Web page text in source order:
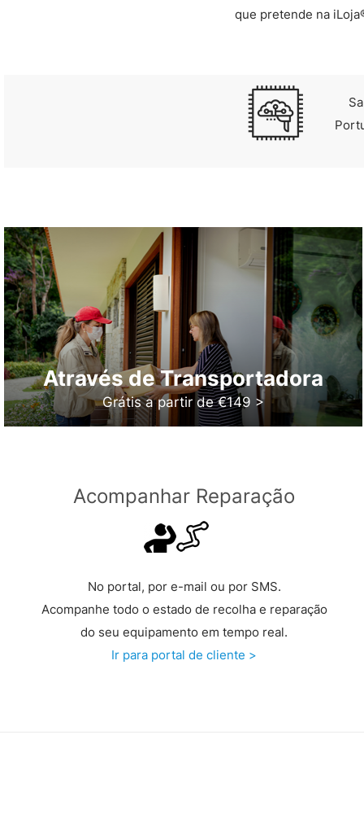
que pretende na
Através de Transportadora
Grátis a partir de €149 >
Acompanhar Reparação
No portal, por e-mail ou por SMS.
Acompanhe todo o estado de recolha e reparação
do seu equipamento em tempo real.
Ir para portal de cliente >